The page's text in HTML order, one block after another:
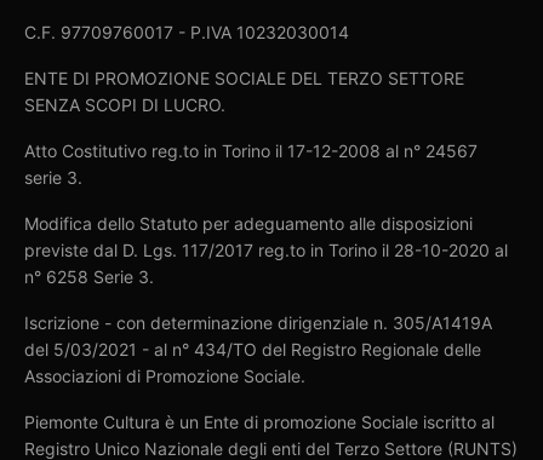
C.F. 97709760017 - P.IVA 10232030014
ENTE DI PROMOZIONE SOCIALE DEL TERZO SETTORE
SENZA SCOPI DI LUCRO.
Atto Costitutivo reg.to in Torino il 17-12-2008 al n° 24567
serie 3.
Modifica dello Statuto per adeguamento alle disposizioni
previste dal D. Lgs. 117/2017 reg.to in Torino il 28-10-2020 al
n° 6258 Serie 3.
Iscrizione - con determinazione dirigenziale n. 305/A1419A
del 5/03/2021 - al n° 434/TO del Registro Regionale delle
Associazioni di Promozione Sociale.
Piemonte Cultura è un Ente di promozione Sociale iscritto al
Registro Unico Nazionale degli enti del Terzo Settore (RUNTS)